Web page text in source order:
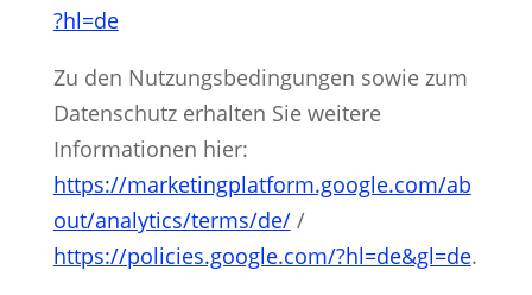
?hl=de
Zu den Nutzungsbedingungen sowie zum
Datenschutz erhalten Sie weitere
Informationen hier:
https://marketingplatform.google.com/ab
out/analytics/terms/de//
https://policies.google.com/?hl=de&gl=de.